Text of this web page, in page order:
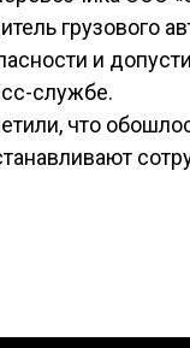
грузового
и
службе.
что